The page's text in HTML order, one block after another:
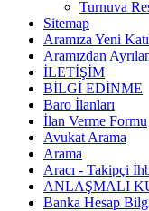
Turnuva
Sitemap
Aramıza Yeni
Aramızdan
İLETİŞİM
BİLGİ EDİNME
Baro İlanları
İlan Verme Formu
Avukat Arama
Arama
Aracı - Takipçi
ANLAŞMALI
Banka Hesap